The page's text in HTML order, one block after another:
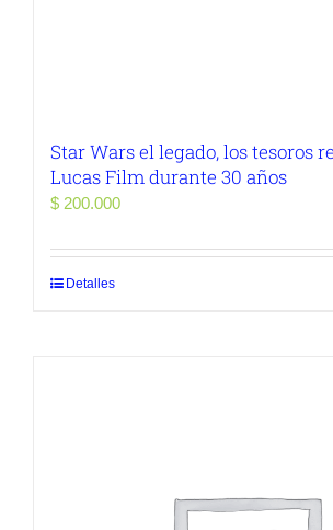
Star Wars el legado, los tesoros
Lucas Film durante 30 años
$ 200.000
Detalles